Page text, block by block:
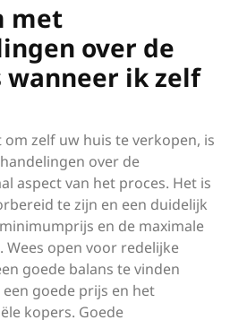
met
over de
ik zelf
zelf uw huis te verkopen, is
over de
aspect van het proces. Het is
te zijn en een duidelijk
en de maximale
open voor redelijke
goede balans te vinden
goede prijs en het
kopers. Goede